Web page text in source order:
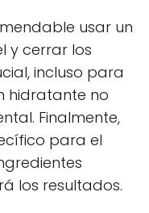
usar un
y cerrar los
incluso para
hidratante no
Finalmente,
para el
los resultados.